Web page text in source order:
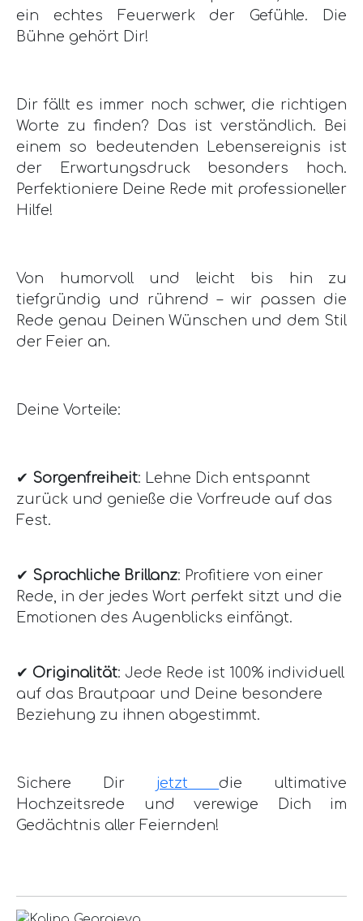
ein echtes Feuerwerk der Gefühle. Die
Bühne gehört Dir!
Dir fällt es immer noch schwer, die richtigen
Worte zu finden? Das ist verständlich. Bei
einem so bedeutenden Lebensereignis ist
der Erwartungsdruck besonders hoch.
Perfektioniere Deine Rede mit professioneller
Hilfe!
Von humorvoll und leicht bis hin zu
tiefgründig und rührend – wir passen die
Rede genau Deinen Wünschen und dem Stil
der Feier an.
Deine Vorteile:
✔ Sorgenfreiheit: Lehne Dich entspannt
zurück und genieße die Vorfreude auf das
Fest.
✔ Sprachliche Brillanz: Profitiere von einer
Rede, in der jedes Wort perfekt sitzt und die
Emotionen des Augenblicks einfängt.
✔ Originalität: Jede Rede ist 100% individuell
auf das Brautpaar und Deine besondere
Beziehung zu ihnen abgestimmt.
Sichere Dir jetzt die ultimative
Hochzeitsrede und verewige Dich im
Gedächtnis aller Feiernden!